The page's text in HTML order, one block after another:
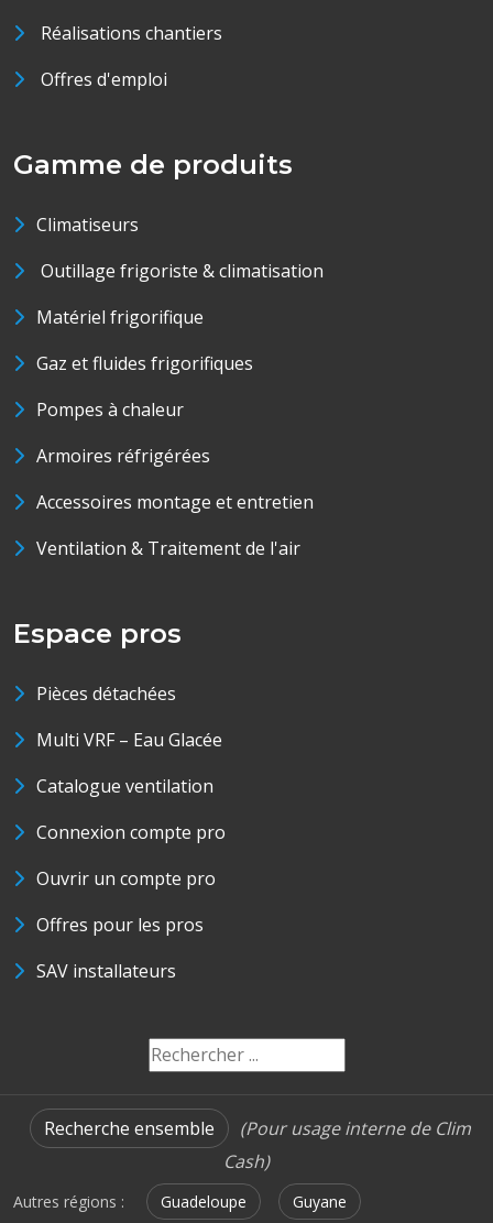
Réalisations chantiers
Offres d'emploi
Gamme de produits
Climatiseurs
Outillage frigoriste & climatisation
Matériel frigorifique
Gaz et fluides frigorifiques
Pompes à chaleur
Armoires réfrigérées
Accessoires montage et entretien
Ventilation & Traitement de l'air
Espace pros
Pièces détachées
Multi VRF – Eau Glacée
Catalogue ventilation
Connexion compte pro
Ouvrir un compte pro
Offres pour les pros
SAV installateurs
Recherche ensemble
(Pour usage interne de Clim
Cash)
Autres régions : Guadeloupe Guyane